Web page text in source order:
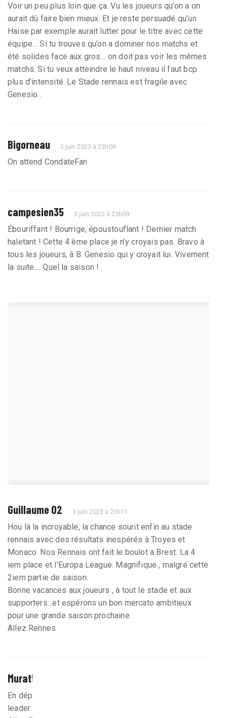
Voir un peu plus loin que ça. Vu les joueurs qu’on a on
aurait dû faire bien mieux. Et je reste persuadé qu’un
Haise par exemple aurait lutter pour le titre avec cette
équipe… Si tu trouves qu’on a dominer nos matchs et
été solides face aux gros… on doit pas voir les mêmes
matchs. Si tu veux atteindre le haut niveau il faut bcp
plus d’intensité. Le Stade rennais est fragile avec
Genesio…
Bigorneau 3 juin 2023 à 23h08
On attend CondateFan
campesien35 3 juin 2023 à 23h09
Ébouriffant ! Bourrige, époustouflant ! Dernier match
haletant ! Cette 4 ème place je n’y croyais pas. Bravo à
tous les joueurs, à B. Genesio qui y croyait lui. Vivement
la suite.... Quel la saison !
Guillaume 02 3 juin 2023 à 23h11
Hou là la incroyable, la chance sourit enfin au stade
rennais avec des résultats inespérés à Troyes et
Monaco. Nos Rennais ont fait le boulot a Brest. La 4
iem place et l’Europa League. Magnifique , malgré cette
2iem partie de saison.
Bonne vacances aux joueurs , à tout le stade et aux
supporters...et espérons un bon mercato ambitieux
pour une grande saison prochaine.
Allez Rennes
Murat56
En dépit de nombreux joueurs blessés, dont notre
leader d’attaque, c’est une saison incroyable !